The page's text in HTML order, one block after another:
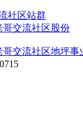
社区站群
哥交流社区股份
哥交流社区地坪事